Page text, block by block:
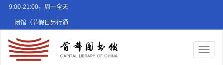
9:00-21:00，周一全天
闭馆（节假日另行通